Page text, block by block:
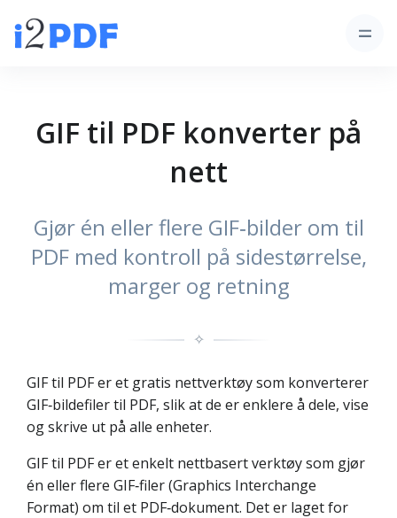
GIF til PDF konverter på
nett
Gjør én eller flere GIF‑bilder om til
PDF med kontroll på sidestørrelse,
marger og retning
✧
GIF til PDF er et gratis nettverktøy som konverterer
GIF‑bildefiler til PDF, slik at de er enklere å dele, vise
og skrive ut på alle enheter.
GIF til PDF er et enkelt nettbasert verktøy som gjør
én eller flere GIF‑filer (Graphics Interchange
Format) om til et PDF‑dokument. Det er laget for